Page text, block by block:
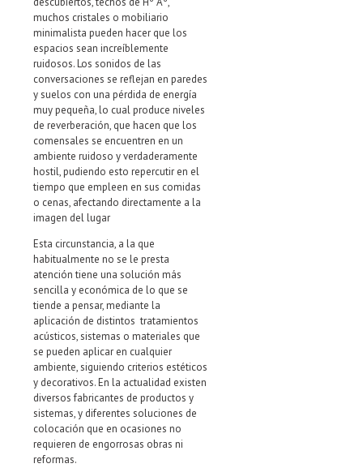
muchos cristales o mobiliario
minimalista pueden hacer que los
espacios sean increíblemente
ruidosos. Los sonidos de las
conversaciones se reflejan en paredes
y suelos con una pérdida de energía
muy pequeña, lo cual produce niveles
de reverberación, que hacen que los
comensales se encuentren en un
ambiente ruidoso y verdaderamente
hostil, pudiendo esto repercutir en el
tiempo que empleen en sus comidas
o cenas, afectando directamente a la
imagen del lugar
Esta circunstancia, a la que
habitualmente no se le presta
atención tiene una solución más
sencilla y económica de lo que se
tiende a pensar, mediante la
aplicación de distintos tratamientos
acústicos, sistemas o materiales que
se pueden aplicar en cualquier
ambiente, siguiendo criterios estéticos
y decorativos. En la actualidad existen
diversos fabricantes de productos y
sistemas, y diferentes soluciones de
colocación que en ocasiones no
requieren de engorrosas obras ni
reformas.